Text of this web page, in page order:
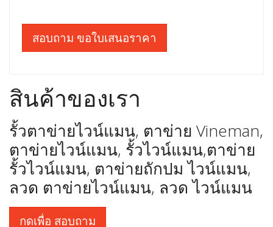
สอบถาม ขอใบเสนอราคา
สินค้าของเรา
รั้วตาข่ายไวน์แมน, ตาข่าย Vineman,
ตาข่ายไวน์แมน, รั้วไวน์แมน,ตาข่าย
รั้วไวน์แมน, ตาข่ายถักปม ไวน์แมน,
ลวด ตาข่ายไวน์แมน, ลวด ไวน์แมน
กดเพื่อ สอบถาม